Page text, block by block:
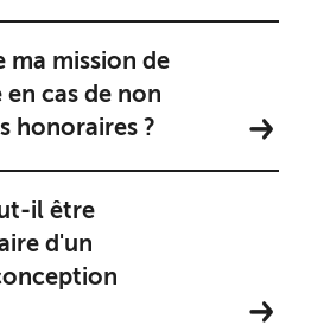
ma mission de
cas de non
honoraires ?
il être
d'un